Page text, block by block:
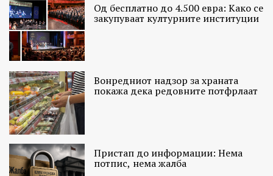
Од бесплатно до 4.500 евра: Како се
закупуваат културните институции
Вонредниот надзор за храната
покажа дека редовните потфрлаат
Пристап до информации: Нема
потпис, нема жалба